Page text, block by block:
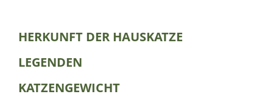
HERKUNFT DER HAUSKATZE
LEGENDEN
KATZENGEWICHT